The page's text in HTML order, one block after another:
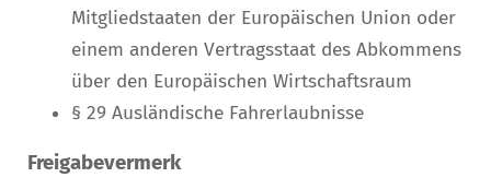
Mitgliedstaaten der Europäischen Union oder
einem anderen Vertragsstaat des Abkommens
über den Europäischen Wirtschaftsraum
§ 29 Ausländische Fahrerlaubnisse
Freigabevermerk